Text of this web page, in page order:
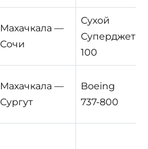
Махачкала —
Сочи
Сухой
Суперджет
100
Махачкала —
Сургут
Boeing
737-800